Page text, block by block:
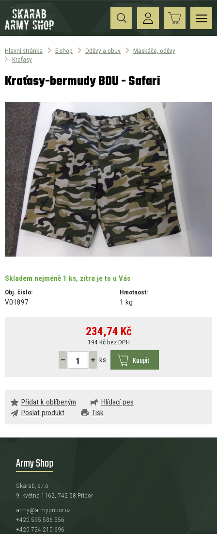
Hlavní stránka E-shop Oděvy a obuv
Maskáče, oděvy
Kraťasy
Kraťasy-bermudy BDU - Safari
Skladem nejméně 1 ks, zítra je to u Vás
Obj. číslo:
V01897
Hmotnost:
1 kg
234,74 Kč
194 Kč bez DPH
ks Koupit
Přidat k oblíbeným
Hlídací pes
Poslat produkt
Tisk
Army Shop
Skarab, s.r.o.
9. května 1162, 742 58 Příbor
army@armypribor.cz
+420 595 536 556
+420 724 210 696